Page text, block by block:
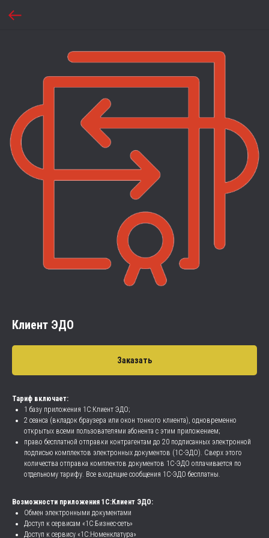
Клиент ЭДО
Заказать
Тариф включает:
1 базу приложения 1C:Клиент ЭДО;
2 сеанса (вкладок браузера или окон тонкого клиента), одновременно
открытых всеми пользователями абонента с этим приложением;
право бесплатной отправки контрагентам до 20 подписанных электронной
подписью комплектов электронных документов (1С-ЭДО). Сверх этого
количества отправка комплектов документов 1С-ЭДО оплачивается по
отдельному тарифу. Все входящие сообщения 1С-ЭДО бесплатны.
Возможности приложения 1C:Клиент ЭДО:
Обмен электронными документами
Доступ к сервисам «1С:Бизнес-сеть»
Доступ к сервису «1С:Номенклатура»